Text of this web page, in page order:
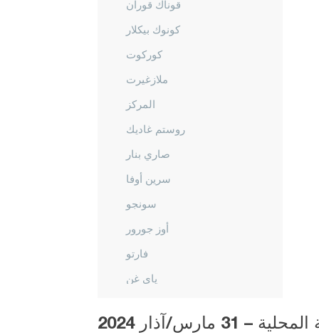
قوناك قوران
كونوك بيكلار
كوركوت
ملازغيرت
المركز
روستم غاديك
صاري بنار
سرين أوفا
سونجو
أوز جورور
فارتو
ياي غن
يون جالي
مارس/آذار 2024